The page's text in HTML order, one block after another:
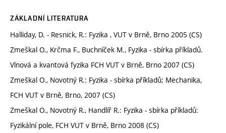
ZÁKLADNÍ LITERATURA
Halliday, D. - Resnick, R.: Fyzika , VUT v Brně, Brno 2005 (CS)
Zmeškal O., Krčma F., Buchníček M., Fyzika - sbírka příkladů.
Vlnová a kvantová fyzika FCH VUT v Brně, Brno 2007 (CS)
Zmeškal O., Novotný R.: Fyzika - sbírka příkladů; Mechanika,
FCH VUT v Brně, Brno, 2007 (CS)
Zmeškal O., Novotný R., Handlíř R.: Fyzika - sbírka příkladů:
Fyzikální pole, FCH VUT v Brně, Brno 2008 (CS)